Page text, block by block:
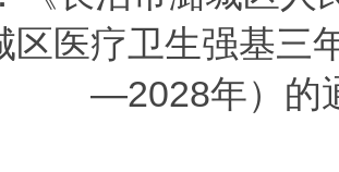
区医疗卫生强基三
—2028年）的